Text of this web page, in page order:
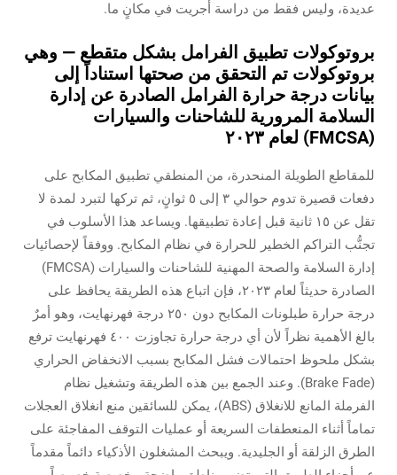
عديدة، وليس فقط من دراسة أُجريت في مكانٍ ما.
بروتوكولات تطبيق الفرامل بشكل متقطع — وهي
بروتوكولات تم التحقق من صحتها استناداً إلى
بيانات درجة حرارة الفرامل الصادرة عن إدارة
السلامة المرورية للشاحنات والسيارات
(FMCSA) لعام ٢٠٢٣
للمقاطع الطويلة المنحدرة، من المنطقي تطبيق المكابح على
دفعات قصيرة تدوم حوالي ٣ إلى ٥ ثوانٍ، ثم تركها لتبرد لمدة لا
تقل عن ١٥ ثانية قبل إعادة تطبيقها. ويساعد هذا الأسلوب في
تجنُّب التراكم الخطير للحرارة في نظام المكابح. ووفقاً لإحصائيات
إدارة السلامة والصحة المهنية للشاحنات والسيارات (FMCSA)
الصادرة حديثاً لعام ٢٠٢٣، فإن اتباع هذه الطريقة يحافظ على
درجة حرارة طبلونات المكابح دون ٢٥٠ درجة فهرنهايت، وهو أمرٌ
بالغ الأهمية نظراً لأن أي درجة حرارة تجاوزت ٤٠٠ فهرنهايت ترفع
بشكل ملحوظ احتمالات فشل المكابح بسبب الانخفاض الحراري
(Brake Fade). وعند الجمع بين هذه الطريقة وتشغيل نظام
الفرملة المانع للانغلاق (ABS)، يمكن للسائقين منع انغلاق العجلات
تماماً أثناء المنعطفات السريعة أو عمليات التوقف المفاجئة على
الطرق الزلقة أو الجليدية. ويبحث المشغلون الأذكياء دائماً مقدماً